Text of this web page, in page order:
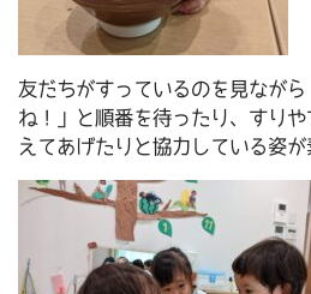
友だちがすっているのを見なが
ね！」と順番を待ったり、すり
えてあげたりと協力している姿が